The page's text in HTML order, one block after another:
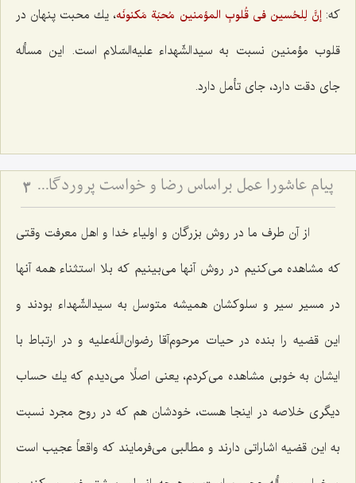
كه:إنَّ لِلحُسین فی قُلوبِ المؤمنین مُحبَة مَكنونَه، یك محبت پنهان در
قلوب مؤمنین نسبت به سیدالشّهداء علیه‌السّلام است. این مسأله
جای دقت دارد، جای تأمل دارد.
پیام عاشورا عمل براساس رضا و خواست پروردگار متعال در همه شؤون زندگی 3
از آن طرف ما در روش بزرگان و اولیاء خدا و اهل معرفت وقتی
كه مشاهده می‌كنیم در روش آنها می‌بینیم كه بلا استثناء همه آنها
در مسیر سیر و سلوكشان همیشه متوسل به سیدالشّهداء بودند و
این قضیه را بنده در حیات مرحوم‌آقا رضوان‌اللَه‌علیه و در ارتباط با
ایشان به خوبی مشاهده می‌كردم، یعنی اصلًا می‌دیدم كه یك حساب
دیگری خلاصه در اینجا هست، خودشان هم كه در روح مجرد نسبت
به این قضیه اشاراتی دارند و مطالبی می‌فرمایند كه واقعاً عجیب است